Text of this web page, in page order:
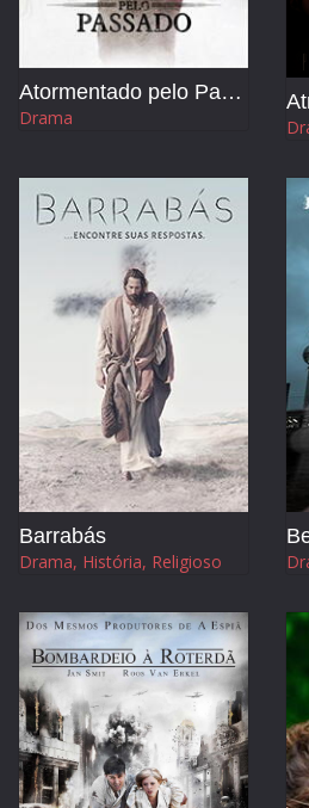
Atormentado pelo Passado
Drama
Barrabás
Drama, História, Religioso